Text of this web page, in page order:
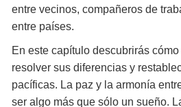
entre vecinos, compañeros de
entre países.
En este capítulo descubrirás
resolver sus diferencias y
pacíficas. La paz y la armonía
ser algo más que sólo un sueño.